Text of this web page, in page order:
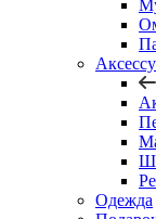
Одежда